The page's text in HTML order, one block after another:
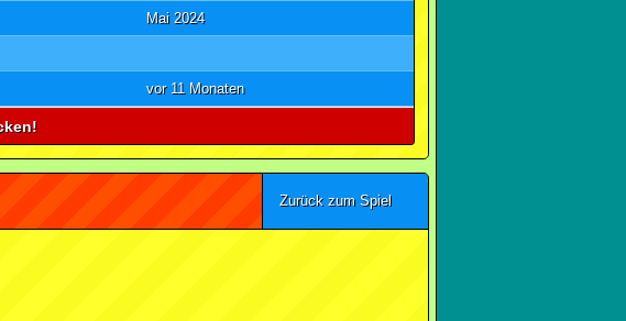
Mai 2024
vor 11 Monaten
Zurück zum Spiel